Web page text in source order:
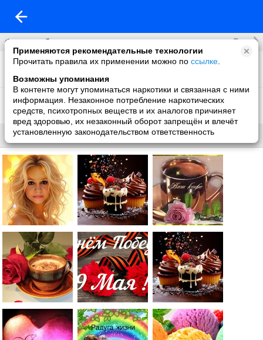
Применяются рекомендательные технологии
Прочитать правила их применении можно по ссылке
Возможны упоминания
В контенте могут упоминаться наркотики и связанная с ними
информация. Незаконное потребление наркотических
средств, психотропных веществ и их аналогов причиняет
вред здоровью, их незаконный оборот запрещён и влечёт
установленную законодательством ответственность
Фотоальбомы Все
Фон на обложку
Фото со мной
17 фото
Без названия